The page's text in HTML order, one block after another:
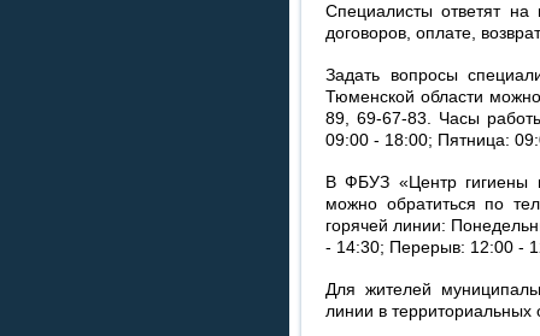
Специалисты ответят
договоров, оплате,
Задать вопросы
Тюменской области
89, 69-67-83. Часы
09:00 - 18:00; Пятница:
В ФБУЗ «Центр гигиены
можно обратиться по
горячей линии:
- 14:30; Перерыв: 12:00 -
Для жителей
линии в территориальных